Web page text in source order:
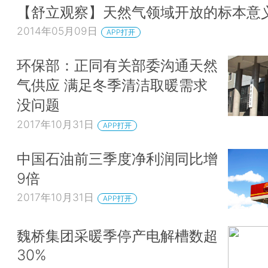
【舒立观察】天然气领域开放的标本意
2014年05月09日 APP打开
环保部：正同有关部委沟通天然
气供应 满足冬季清洁取暖需求
没问题
2017年10月31日 APP打开
中国石油前三季度净利润同比增
9倍
2017年10月31日 APP打开
魏桥集团采暖季停产电解槽数超
30%